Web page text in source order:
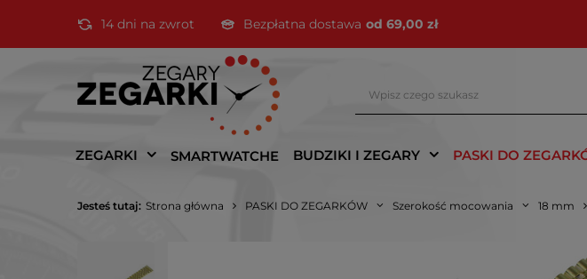
14 dni na zwrot Bezpłatna dostawa od 69,00 zł
ZEGARKI SMARTWATCHE BUDZIKI I ZEGARY PASKI DO
Jesteś tutaj: Strona główna PASKI DO ZEGARKÓW Szerokość mocowania 18 mm